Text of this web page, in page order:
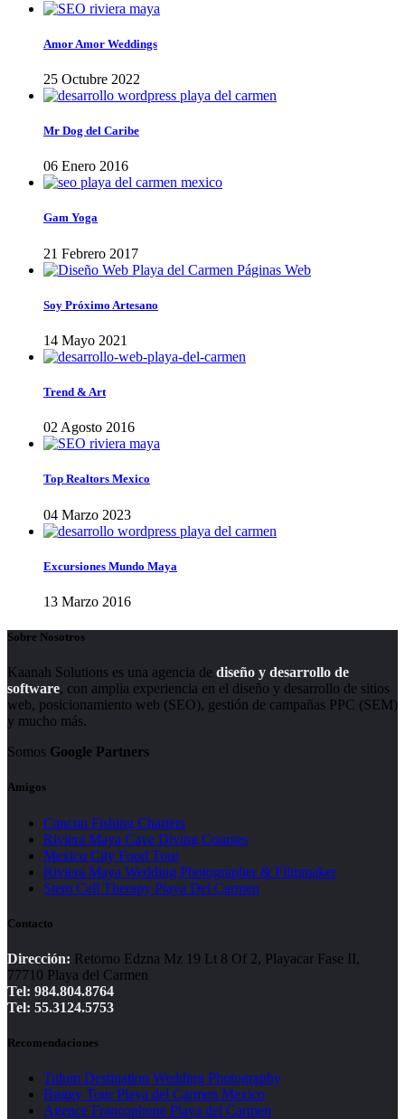
Amor Amor Weddings
25 Octubre 2022
Mr Dog del Caribe
06 Enero 2016
Gam Yoga
21 Febrero 2017
Soy Próximo Artesano
14 Mayo 2021
Trend & Art
02 Agosto 2016
Top Realtors Mexico
04 Marzo 2023
Excursiones Mundo Maya
13 Marzo 2016
Sobre Nosotros
Kaanah Solutions es una agencia de diseño y desarrollo de
software, con amplia experiencia en el diseño y desarrollo de sitios
web, posicionamiento web (SEO), gestión de campañas PPC (SEM)
y mucho más.
Somos Google Partners
Amigos
Cancun Fishing Charters
Riviera Maya Cave Diving Courses
Mexico City Food Tour
Riviera Maya Wedding Photographer & Filmmaker
Stem Cell Therapy Playa Del Carmen
Contacto
Dirección: Retorno Edzna Mz 19 Lt 8 Of 2, Playacar Fase II,
77710 Playa del Carmen
Tel: 984.804.8764
Tel: 55.3124.5753
Recomendaciones
Tulum Destination Wedding Photography
Buggy Tour Playa del Carmen Mexico
Agence Francophone Playa del Carmen